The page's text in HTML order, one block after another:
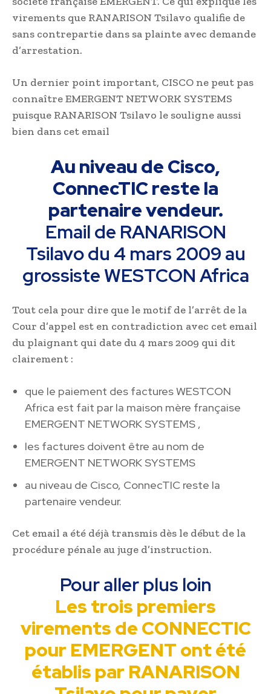
virements que RANARISON Tsilavo qualifie de
sans contrepartie dans sa plainte avec demande
d’arrestation.
Un dernier point important, CISCO ne peut pas
connaître EMERGENT NETWORK SYSTEMS
puisque RANARISON Tsilavo le souligne aussi
bien dans cet email
Au niveau de Cisco,
ConnecTIC reste la
partenaire vendeur.
Email de RANARISON
Tsilavo du 4 mars 2009 au
grossiste WESTCON Africa
Tout cela pour dire que le motif de l’arrêt de la
Cour d’appel est en contradiction avec cet email
du plaignant qui date du 4 mars 2009 qui dit
clairement :
que le paiement des factures WESTCON
Africa est fait par la maison mère française
EMERGENT NETWORK SYSTEMS ,
les factures doivent être au nom de
EMERGENT NETWORK SYSTEMS
au niveau de Cisco, ConnecTIC reste la
partenaire vendeur.
Cet email a été déjà transmis dès le début de la
procédure pénale au juge d’instruction.
Pour aller plus loin
Les trois premiers
virements de CONNECTIC
pour EMERGENT ont été
établis par RANARISON